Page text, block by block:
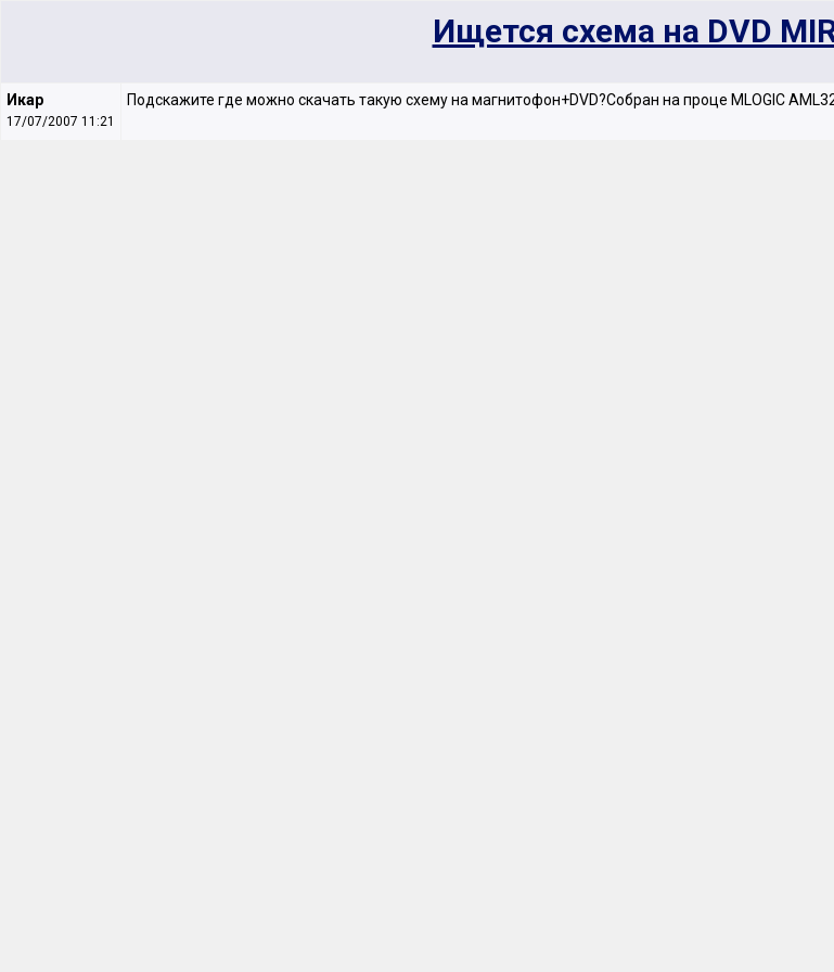
Ищется схема на DVD
Икар
17/07/2007 11:21
Подскажите где можно скачать такую схему на магнитофон+DVD?Собран на проце MLOGIC